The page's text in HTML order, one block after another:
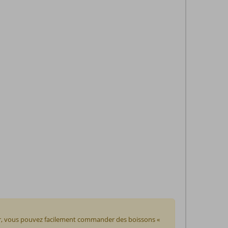
pouvez facilement commander des boissons «